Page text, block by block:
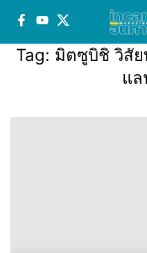
Tag: มิตซูบิชิ วิสัย
แล